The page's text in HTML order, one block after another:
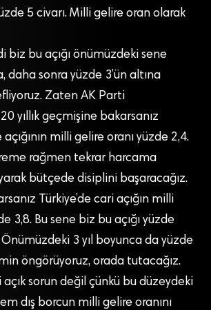
5 civarı. Milli gelire oran olarak
biz bu açığı önümüzdeki sene
daha sonra yüzde 3’ün altına
Zaten AK Parti
yıllık geçmişine bakarsanız
milli gelire oranı yüzde 2,4.
rağmen tekrar harcama
bütçede disiplini başaracağız.
Türkiye’de cari açığın milli
3,8. Bu sene biz bu açığı yüzde
Önümüzdeki 3 yıl boyunca da yüzde
öngörüyoruz, orada tutacağız.
açık sorun değil çünkü bu düzeydeki
dış borcun milli gelire oranını